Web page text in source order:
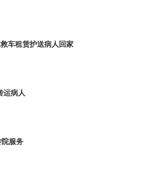
车租赁护送病人回家
运病人
服务